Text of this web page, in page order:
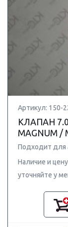
Артикул: 150-
КЛАПАН
MAGNUM /
Подходит для
Наличие и цену
уточняйте у